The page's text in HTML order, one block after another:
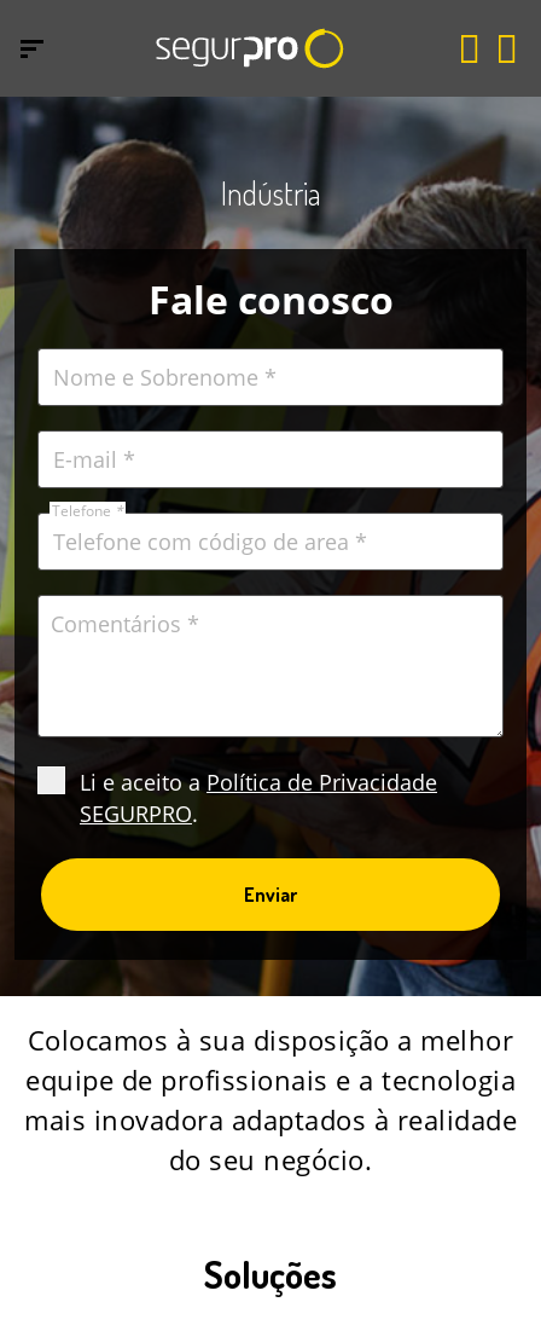
Indústria
Fale conosco
Telefone *
Li e aceito a Política de Privacidade
SEGURPRO.
Enviar
Colocamos à sua disposição a melhor
equipe de profissionais e a tecnologia
mais inovadora adaptados à realidade
do seu negócio.
Soluções